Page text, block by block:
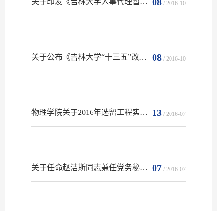
/ 2016-10
08 / 2016-10
关于公布《吉林大学“十三五”改革与发展规划》的决定
13 / 2016-07
物理学院关于2016年选留工程实验人员的情况公示
07 / 2016-07
关于任命赵洁斯同志兼任党务秘书的通知